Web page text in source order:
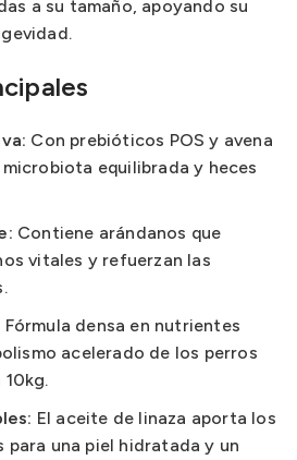
a su tamaño, apoyando su
Con prebióticos POS y avena
equilibrada y heces
Contiene arándanos que
vitales y refuerzan las
Fórmula densa en nutrientes
acelerado de los perros
El aceite de linaza aporta los
para una piel hidratada y un